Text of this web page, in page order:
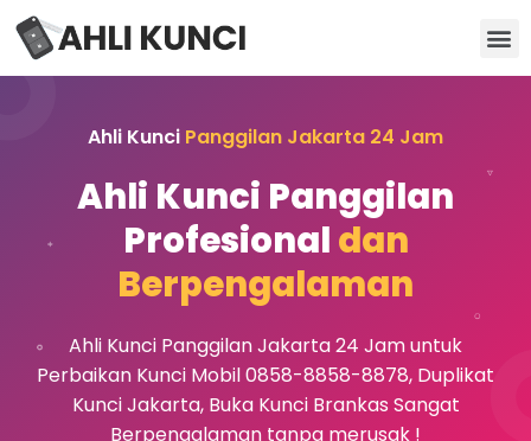
Ahli Kunci Panggilan Jakarta 24 Jam
Ahli Kunci Panggilan
Profesional dan
Berpengalaman
Ahli Kunci Panggilan Jakarta 24 Jam untuk
Perbaikan Kunci Mobil 0858-8858-8878, Duplikat
Kunci Jakarta, Buka Kunci Brankas Sangat
Berpengalaman tanpa merusak !